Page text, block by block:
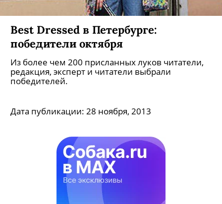
Best Dressed в Петербурге:
победители октября
Из более чем 200 присланных луков читатели,
редакция, эксперт и читатели выбрали
победителей.
Дата публикации: 28 ноября, 2013